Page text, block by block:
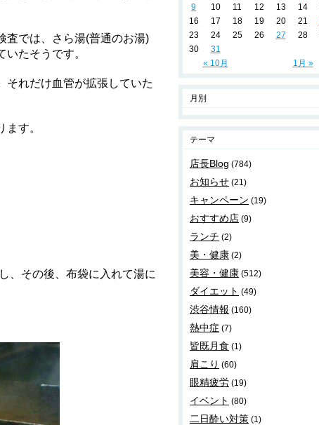
査では、さら湯(普通のお湯)
たそうです。
それだけ血管が拡張していた
す。
、その後、布袋に入れて湯に
« 10月 1月 »
9
10 11 12 13 14
16
17 18 19 20 21
23
24 25 26 27 28
30
31
月別
テーマ
店長Blog (784)
お知らせ (21)
キャンペーン (19)
おすすめ店 (9)
ランチ (2)
美・健康 (2)
美容・健康 (512)
ダイエット (49)
渋谷情報 (160)
熱中症 (7)
皆既月食 (1)
肩こり (60)
眼精疲労 (19)
イベント (80)
二日酔い対策 (1)